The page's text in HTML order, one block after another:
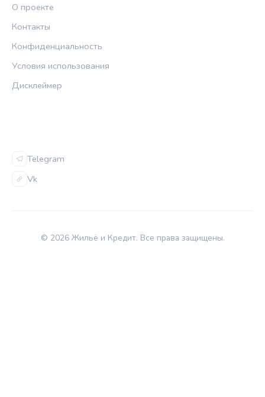
О проекте
Контакты
Конфиденциальность
Условия использования
Дисклеймер
Telegram
Vk
© 2026 Жильё и Кредит. Все права защищены.